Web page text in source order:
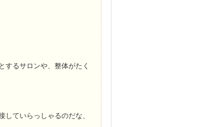
するサロンや、整体がたく
ていらっしゃるのだな、